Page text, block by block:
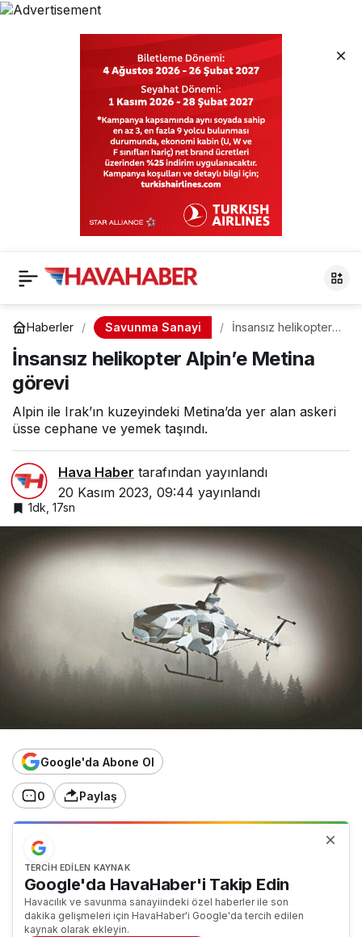
Haberler Savunma Sanayi
İnsansız helikopter
görevi
İnsansız helikopter Alpin’e Metina
görevi
Alpin ile Irak’ın kuzeyindeki Metina’da yer alan askeri
üsse cephane ve yemek taşındı.
Hava Haber tarafından yayınlandı
20 Kasım 2023, 09:44 yayınlandı
1dk, 17sn
Google'da Abone Ol
0 Paylaş
TERCIH EDILEN KAYNAK
Google'da HavaHaber'i Takip Edin
Havacılık ve savunma sanayiindeki özel haberler ile son
dakika gelişmeleri için HavaHaber'i Google'da tercih edilen
kaynak olarak ekleyin.